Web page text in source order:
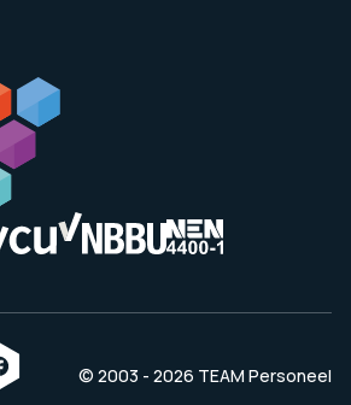
© 2003 - 2026 TEAM Personeel